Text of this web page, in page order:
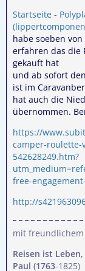
Startseite -
habe soeben
erfahren das die
gekauft hat
und ab sofort
ist im
hat auch die
übernommen.
https://
camper-roulette-
542628249.htm?
free-
http://
mit freundlichem
Reisen ist
Paul (1763-1825)